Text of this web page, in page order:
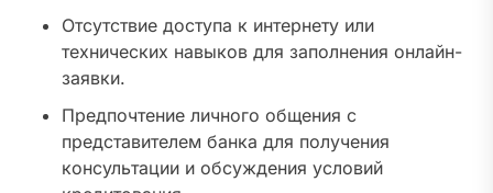
Отсутствие доступа к интернету или
технических навыков для заполнения онлайн-
заявки.
Предпочтение личного общения с
представителем банка для получения
консультации и обсуждения условий